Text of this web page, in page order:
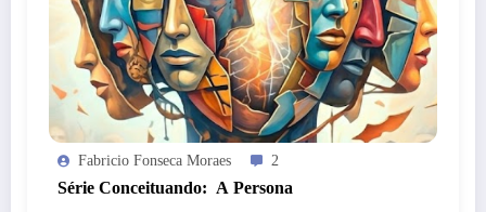
Fabricio Fonseca Moraes 2
Série Conceituando: A Persona